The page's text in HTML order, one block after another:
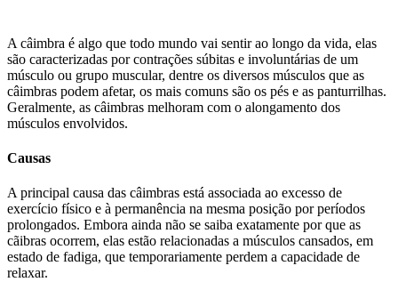
A câimbra é algo que todo mundo vai sentir ao longo da vida, elas
são caracterizadas por contrações súbitas e involuntárias de um
músculo ou grupo muscular, dentre os diversos músculos que as
câimbras podem afetar, os mais comuns são os pés e as panturrilhas.
Geralmente, as câimbras melhoram com o alongamento dos
músculos envolvidos.
Causas
A principal causa das câimbras está associada ao excesso de
exercício físico e à permanência na mesma posição por períodos
prolongados. Embora ainda não se saiba exatamente por que as
cãibras ocorrem, elas estão relacionadas a músculos cansados, em
estado de fadiga, que temporariamente perdem a capacidade de
relaxar.